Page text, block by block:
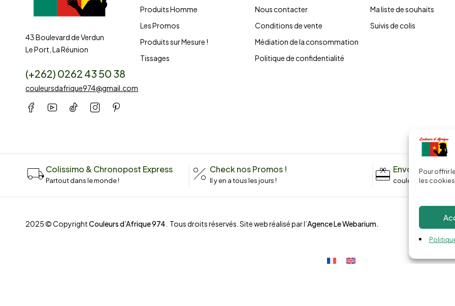
Pour offrir
les
43 Boulevard de Verdun
Le Port, La Réunion
(+262) 0262 43 50 38
couleursdafrique974@gmail.com
Produits Homme
Les Promos
Produits sur Mesure !
Tissages
Nous contacter
Conditions de vente
Médiation de la consommation
Politique de confidentialité
Ma liste de souhaits
Suivis de colis
Colissimo & Chronopost Express
Partout dans le monde !
Check nos Promos !
Il y en a tous les jours !
Envoyez un
2025 © CopyrightCouleurs d’Afrique 974 . Tous droits réservés. Site web réalisé par l’Agence Le Webarium